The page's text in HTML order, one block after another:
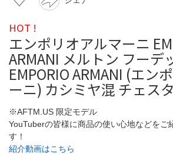
HOT !
エンポリオアルマーニ
ARMANI メルトン フーデ
EMPORIO ARMANI (エン
ーニ) カシミヤ混 チェス
※AFTM.US 限定モデル
YouTuberの皆様に商品の使い心地などをご
す！
紹介動画はこちら